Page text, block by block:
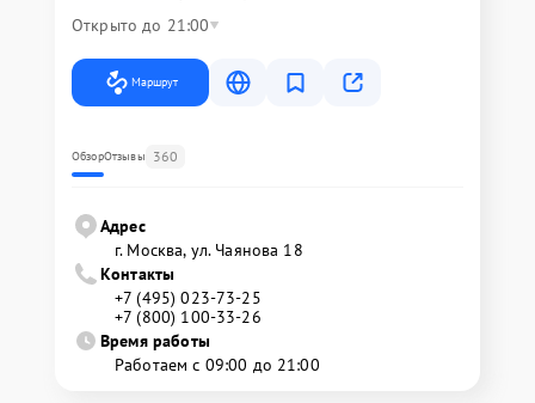
Открыто до 21:00
Маршрут
ОбзорОтзывы 360
Адрес
г. Москва, ул. Чаянова 18
Контакты
+7 (495) 023-73-25
+7 (800) 100-33-26
Время работы
Работаем с 09:00 до 21:00